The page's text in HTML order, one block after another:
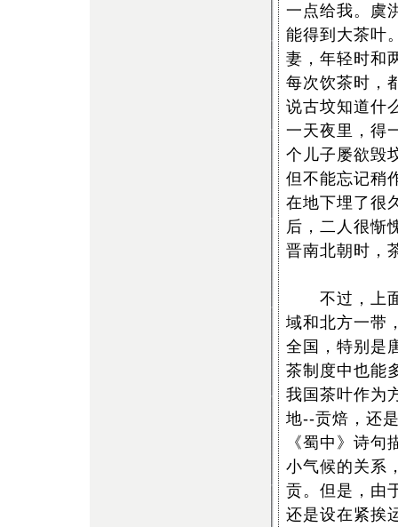
一点给我。虞
能得到大茶叶
妻，年轻时和
每次饮茶时，
说古坟知道什
一天夜里，得
个儿子屡欲毁
但不能忘记稍
在地下埋了很
后，二人很惭
晋南北朝时，
不过，上面
域和北方一带
全国，特别是
茶制度中也能
我国茶叶作为
地--贡焙，还
《蜀中》诗
小气候的关系
贡。但是，由
还是设在紧挨